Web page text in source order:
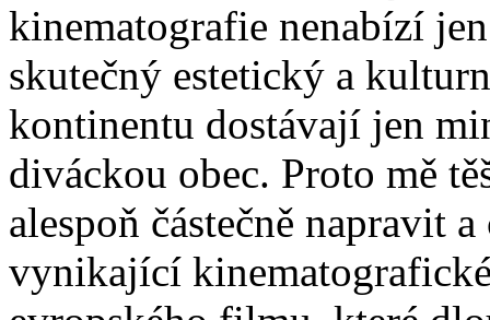
kinematografie nenabízí
skutečný estetický a
kontinentu dostávají jen
diváckou obec. Proto mě
alespoň částečně napravit
vynikající